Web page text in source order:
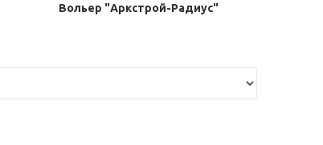
Вольер "Аркстрой-Радиус"